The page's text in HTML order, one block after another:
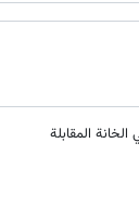
المقابلة